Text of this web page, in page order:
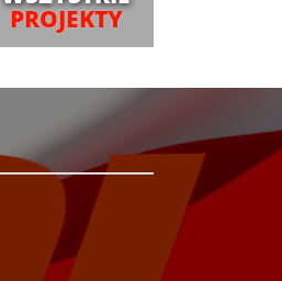
PROJEKTY